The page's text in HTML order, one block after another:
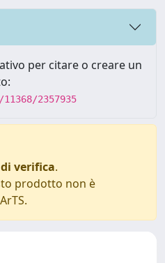
per citare o creare un
2357935
verifica.
prodotto non è